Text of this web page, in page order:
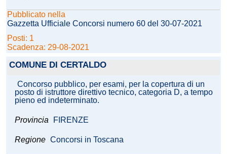
Pubblicato nella
Gazzetta Ufficiale Concorsi numero 60 del 30-07-2021
Posti: 1
Scadenza: 29-08-2021
COMUNE DI CERTALDO
Concorso pubblico, per esami, per la copertura di un
posto di istruttore direttivo tecnico, categoria D, a tempo
pieno ed indeterminato.
Provincia FIRENZE
Regione Concorsi in Toscana